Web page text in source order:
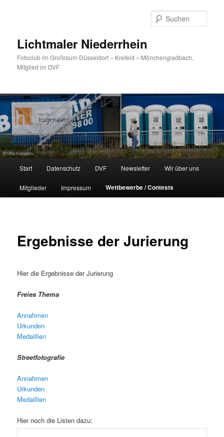
Lichtmaler Niederrhein
Fotoclub im Großraum Düsseldorf – Krefeld – Mönchengladbach,
Mitglied im DVF
Start Datenschutz DVF Newsletter Wir über uns
Mitglieder Impressum Wettbewerbe / Contests
Ergebnisse der Jurierung
Hier die Ergebnisse der Jurierung
Freies Thema
Annahmen
Urkunden
Medaillien
Streetfotografie
Annahmen
Urkunden
Medaillien
Hier noch die Listen dazu: